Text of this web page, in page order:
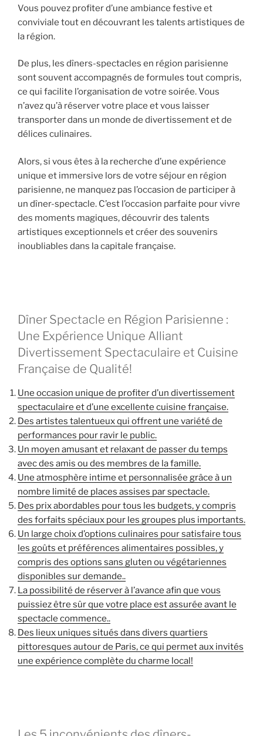
Vous pouvez profiter d’une ambiance festive et
conviviale tout en découvrant les talents artistiques de
la région.
De plus, les dîners-spectacles en région parisienne
sont souvent accompagnés de formules tout compris,
ce qui facilite l’organisation de votre soirée. Vous
n’avez qu’à réserver votre place et vous laisser
transporter dans un monde de divertissement et de
délices culinaires.
Alors, si vous êtes à la recherche d’une expérience
unique et immersive lors de votre séjour en région
parisienne, ne manquez pas l’occasion de participer à
un dîner-spectacle. C’est l’occasion parfaite pour vivre
des moments magiques, découvrir des talents
artistiques exceptionnels et créer des souvenirs
inoubliables dans la capitale française.
Dîner Spectacle en Région Parisienne :
Une Expérience Unique Alliant
Divertissement Spectaculaire et Cuisine
Française de Qualité!
Une occasion unique de profiter d’un divertissement
spectaculaire et d’une excellente cuisine française.
Des artistes talentueux qui offrent une variété de
performances pour ravir le public.
Un moyen amusant et relaxant de passer du temps
avec des amis ou des membres de la famille.
Une atmosphère intime et personnalisée grâce à un
nombre limité de places assises par spectacle.
Des prix abordables pour tous les budgets, y compris
des forfaits spéciaux pour les groupes plus importants.
Un large choix d’options culinaires pour satisfaire tous
les goûts et préférences alimentaires possibles, y
compris des options sans gluten ou végétariennes
disponibles sur demande..
La possibilité de réserver à l’avance afin que vous
puissiez être sûr que votre place est assurée avant le
spectacle commence..
Des lieux uniques situés dans divers quartiers
pittoresques autour de Paris, ce qui permet aux invités
une expérience complète du charme local!